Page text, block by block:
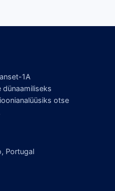
1A
otse
Portugal